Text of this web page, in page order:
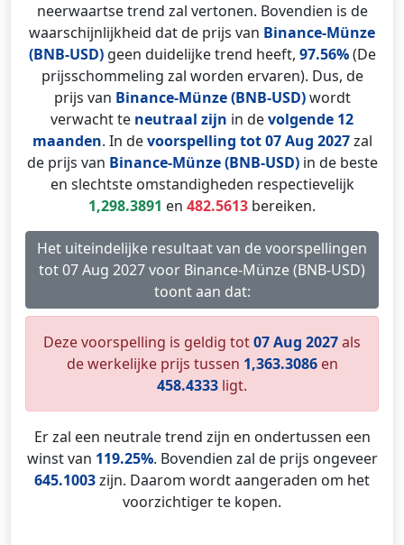
neerwaartse trend zal vertonen. Bovendien is de
waarschijnlijkheid dat de prijs van Binance-Münze
(BNB-USD)geen duidelijke trend heeft, 97.56%(De
prijsschommeling zal worden ervaren). Dus, de
prijs van Binance-Münze (BNB-USD)wordt
verwacht te neutraal zijn in devolgende 12
maanden. In devoorspelling tot 07 Aug 2027zal
de prijs van Binance-Münze (BNB-USD)in de beste
en slechtste omstandigheden respectievelijk
1,298.3891 en 482.5613 bereiken.
Het uiteindelijke resultaat van de voorspellingen
tot 07 Aug 2027 voor Binance-Münze (BNB-USD)
toont aan dat:
Deze voorspelling is geldig tot07 Aug 2027als
de werkelijke prijs tussen 1,363.3086en
458.4333 ligt.
Er zal een neutrale trend zijn en ondertussen een
winst van 119.25%. Bovendien zal de prijs ongeveer
645.1003zijn. Daarom wordt aangeraden om het
voorzichtiger te kopen.